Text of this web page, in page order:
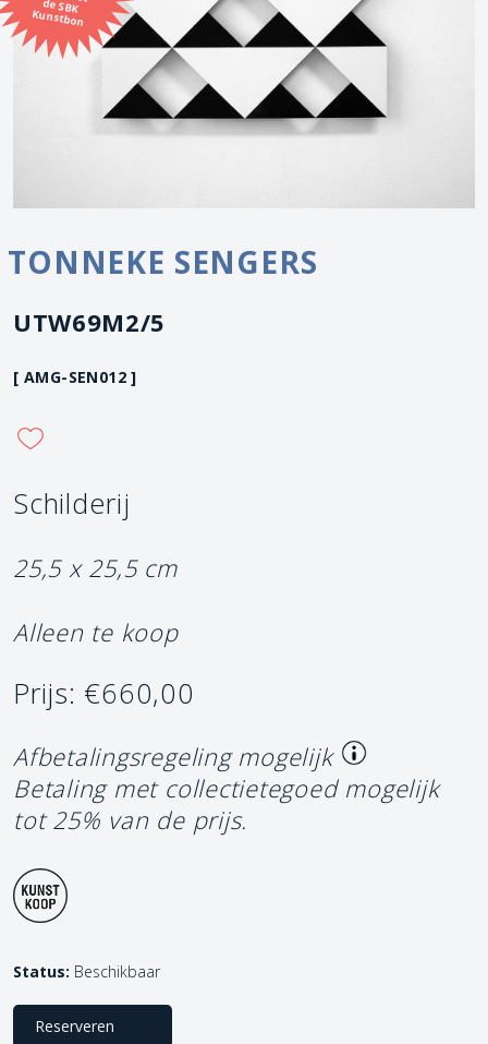
Kunstbon
TONNEKE SENGERS
UTW69M2/5
[ AMG-SEN012 ]
Schilderij
25,5 x 25,5 cm
Alleen te koop
Prijs: €660,00
Afbetalingsregeling mogelijk
Betaling met collectietegoed mogelijk
tot 25% van de prijs.
Status: Beschikbaar
Reserveren